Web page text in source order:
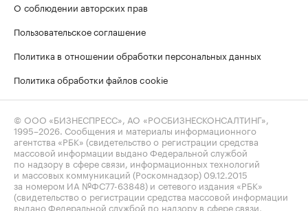
О соблюдении авторских прав
Пользовательское соглашение
Политика в отношении обработки персональных данных
Политика обработки файлов cookie
© ООО «БИЗНЕСПРЕСС», АО «РОСБИЗНЕСКОНСАЛТИНГ»,
1995–2026 . Сообщения и материалы информационного
агентства «РБК» (свидетельство о регистрации средства
массовой информации выдано Федеральной службой
по надзору в сфере связи, информационных технологий
и массовых коммуникаций (Роскомнадзор) 09.12.2015
за номером ИА №ФС77-63848) и сетевого издания «РБК»
(свидетельство о регистрации средства массовой информации
выдано Федеральной службой по надзору в сфере связи,